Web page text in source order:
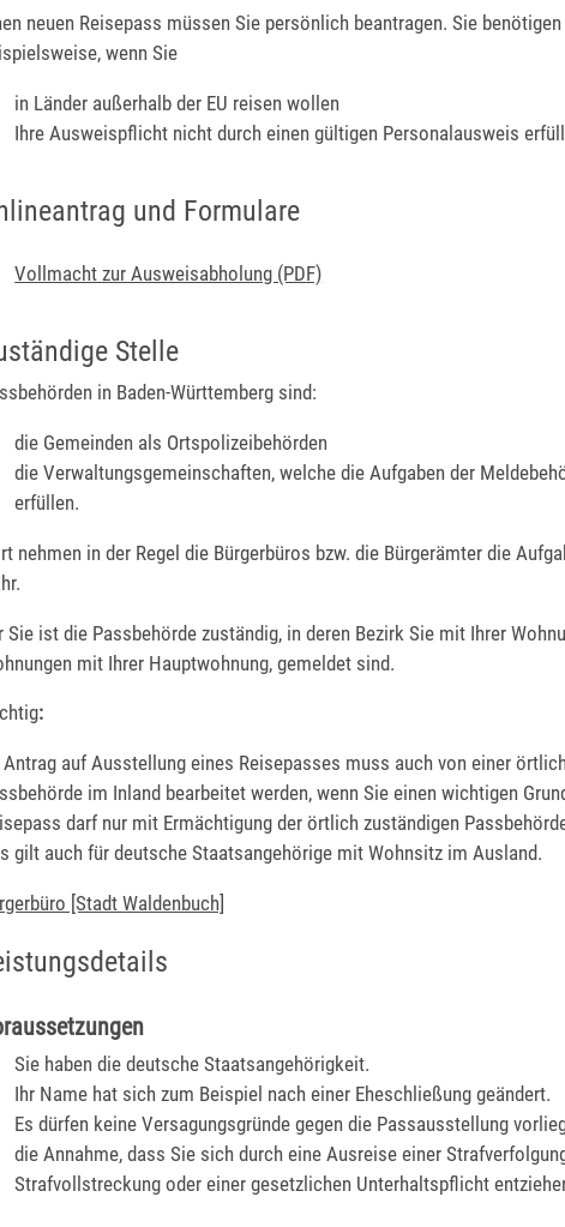
neuen Reisepass müssen Sie persönlich beantragen. Sie
wenn Sie
in Länder außerhalb der EU reisen wollen
Ihre Ausweispflicht nicht durch einen gültigen Personalausweis
und Formulare
Vollmacht zur Ausweisabholung (PDF)
Stelle
in Baden-Württemberg sind:
die Gemeinden als Ortspolizeibehörden
die Verwaltungsgemeinschaften, welche die Aufgaben der
erfüllen.
nehmen in der Regel die Bürgerbüros bzw. die Bürgerämter die
Sie ist die Passbehörde zuständig, in deren Bezirk Sie mit Ihrer
mit Ihrer Hauptwohnung, gemeldet sind.
:
Antrag auf Ausstellung eines Reisepasses muss auch von einer
im Inland bearbeitet werden, wenn Sie einen wichtigen
darf nur mit Ermächtigung der örtlich zuständigen
gilt auch für deutsche Staatsangehörige mit Wohnsitz im Ausland.
[Stadt Waldenbuch]
Sie haben die deutsche Staatsangehörigkeit.
Ihr Name hat sich zum Beispiel nach einer Eheschließung geändert.
Es dürfen keine Versagungsgründe gegen die Passausstellung
die Annahme, dass Sie sich durch eine Ausreise einer
Strafvollstreckung oder einer gesetzlichen Unterhaltspflicht